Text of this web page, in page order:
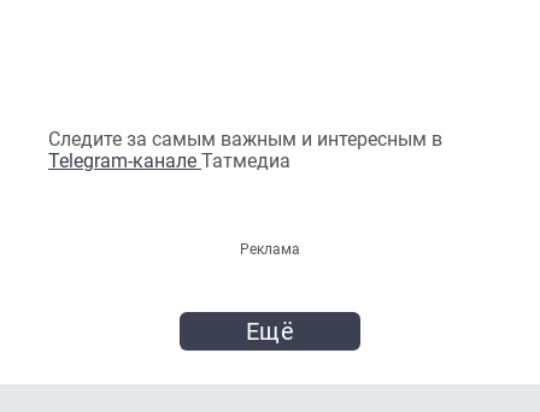
Следите за самым важным и интересным в
Telegram-канале Татмедиа
Реклама
Ещё